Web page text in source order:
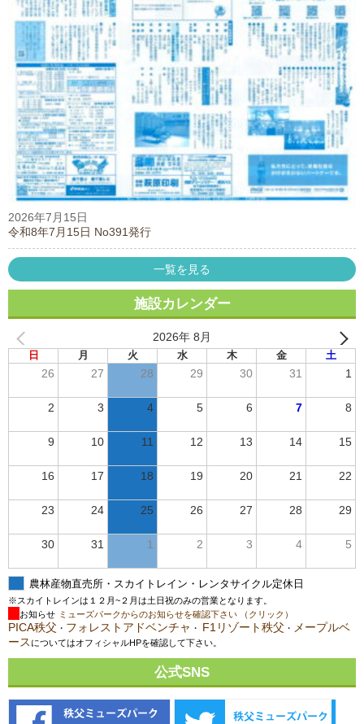
2026年7月15日
令和8年7月15日 No391発行
一覧を見る
施設カレンダー
2026年 8月
日 月 火 水 木 金 土
26 27 28 29 30 31 1
2 3 4 5 6 7 8
9 10 11 12 13 14 15
16 17 18 19 20 21 22
23 24 25 26 27 28 29
30 31 1 2 3 4 5
農林産物直売所・スカイトレイン・レンタサイクル定休日
※スカイトレインは１２月~２月は土日祝のみの営業となります。
お知らせ ミューズパークからのお知らせを確認下さい （クリック）
PICA秩父 ・ フォレストアドベンチャ ・ F1リゾート秩父 ・ メープルベ
ース についてはオフィシャルHPを確認して下さい。
公式SNS